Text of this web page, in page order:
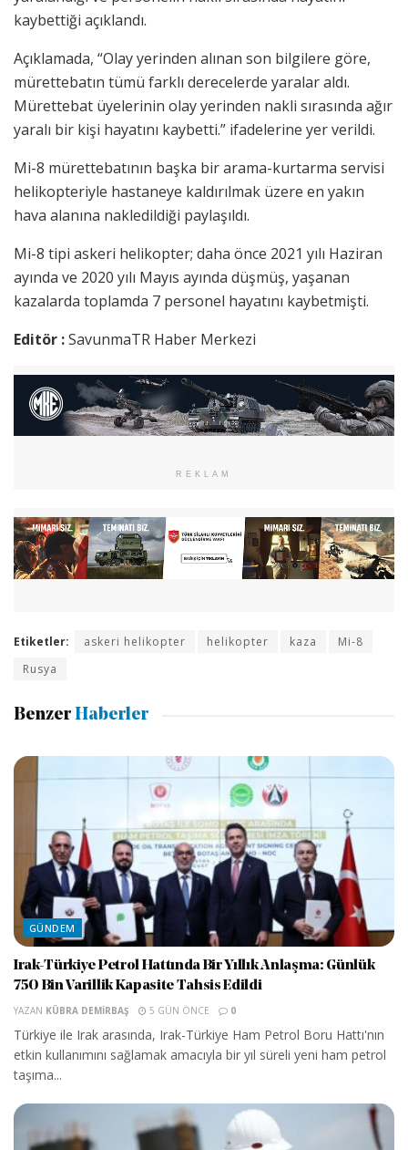
kaybettiği açıklandı.
Açıklamada, “Olay yerinden alınan son bilgilere göre,
mürettebatın tümü farklı derecelerde yaralar aldı.
Mürettebat üyelerinin olay yerinden nakli sırasında ağır
yaralı bir kişi hayatını kaybetti.” ifadelerine yer verildi.
Mi-8 mürettebatının başka bir arama-kurtarma servisi
helikopteriyle hastaneye kaldırılmak üzere en yakın
hava alanına nakledildiği paylaşıldı.
Mi-8 tipi askeri helikopter; daha önce 2021 yılı Haziran
ayında ve 2020 yılı Mayıs ayında düşmüş, yaşanan
kazalarda toplamda 7 personel hayatını kaybetmişti.
Editör :SavunmaTR Haber Merkezi
REKLAM
Etiketler: askeri helikopter helikopter kaza
Mi-8
Rusya
Benzer Haberler
GÜNDEM
Irak-Türkiye Petrol Hattında Bir Yıllık Anlaşma: Günlük
750 Bin Varillik Kapasite Tahsis Edildi
YAZAN KÜBRA DEMIRBAŞ 5 GÜN ÖNCE 0
Türkiye ile Irak arasında, Irak-Türkiye Ham Petrol Boru Hattı'nın
etkin kullanımını sağlamak amacıyla bir yıl süreli yeni ham petrol
taşıma...